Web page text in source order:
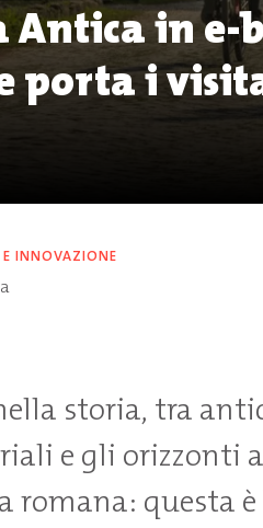
Antica in
porta i
E INNOVAZIONE
storia, tra
e gli orizzonti
romana: questa è